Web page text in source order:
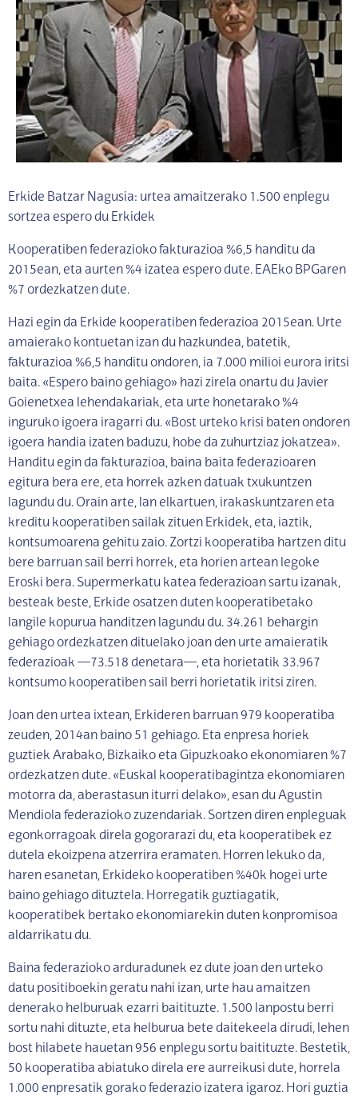
Erkide Batzar Nagusia: urtea amaitzerako 1.500 enplegu
sortzea espero du Erkidek
Kooperatiben federazioko fakturazioa %6,5 handitu da
2015ean, eta aurten %4 izatea espero dute. EAEko BPGaren
%7 ordezkatzen dute.
Hazi egin da Erkide kooperatiben federazioa 2015ean. Urte
amaierako kontuetan izan du hazkundea, batetik,
fakturazioa %6,5 handitu ondoren, ia 7.000 milioi eurora iritsi
baita. «Espero baino gehiago» hazi zirela onartu du Javier
Goienetxea lehendakariak, eta urte honetarako %4
inguruko igoera iragarri du. «Bost urteko krisi baten ondoren
igoera handia izaten baduzu, hobe da zuhurtziaz jokatzea».
Handitu egin da fakturazioa, baina baita federazioaren
egitura bera ere, eta horrek azken datuak txukuntzen
lagundu du. Orain arte, lan elkartuen, irakaskuntzaren eta
kreditu kooperatiben sailak zituen Erkidek, eta, iaztik,
kontsumoarena gehitu zaio. Zortzi kooperatiba hartzen ditu
bere barruan sail berri horrek, eta horien artean legoke
Eroski bera. Supermerkatu katea federazioan sartu izanak,
besteak beste, Erkide osatzen duten kooperatibetako
langile kopurua handitzen lagundu du. 34.261 behargin
gehiago ordezkatzen dituelako joan den urte amaieratik
federazioak —73.518 denetara—, eta horietatik 33.967
kontsumo kooperatiben sail berri horietatik iritsi ziren.
Joan den urtea ixtean, Erkideren barruan 979 kooperatiba
zeuden, 2014an baino 51 gehiago. Eta enpresa horiek
guztiek Arabako, Bizkaiko eta Gipuzkoako ekonomiaren %7
ordezkatzen dute. «Euskal kooperatibagintza ekonomiaren
motorra da, aberastasun iturri delako», esan du Agustin
Mendiola federazioko zuzendariak. Sortzen diren enpleguak
egonkorragoak direla gogorarazi du, eta kooperatibek ez
dutela ekoizpena atzerrira eramaten. Horren lekuko da,
haren esanetan, Erkideko kooperatiben %40k hogei urte
baino gehiago dituztela. Horregatik guztiagatik,
kooperatibek bertako ekonomiarekin duten konpromisoa
aldarrikatu du.
Baina federazioko arduradunek ez dute joan den urteko
datu positiboekin geratu nahi izan, urte hau amaitzen
denerako helburuak ezarri baitituzte. 1.500 lanpostu berri
sortu nahi dituzte, eta helburua bete daitekeela dirudi, lehen
bost hilabete hauetan 956 enplegu sortu baitituzte. Bestetik,
50 kooperatiba abiatuko direla ere aurreikusi dute, horrela
1.000 enpresatik gorako federazio izatera igaroz. Hori guztia